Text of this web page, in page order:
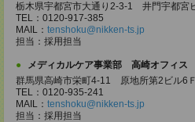
栃木県宇都宮市大通り2-3-1 井門宇都宮
TEL：0120-917-385
MAIL： tenshoku@nikken-ts.jp
担当：採用担当
メディカルケア事業部 高崎オフィス
群馬県高崎市栄町4-11 原地所第2ビル6
TEL：0120-935-241
MAIL： tenshoku@nikken-ts.jp
担当：採用担当